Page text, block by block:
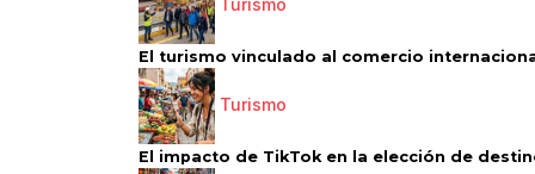
El turismo vinculado al comercio
Turismo
El impacto de TikTok en la elección de